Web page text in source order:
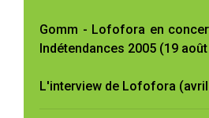
Gomm - Lofofora en
Indétendances 2005 (19
L'interview de Lofofora